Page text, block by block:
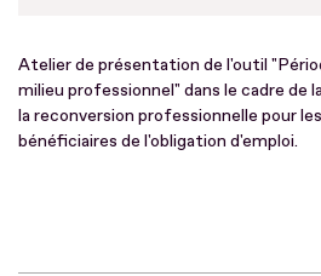
Atelier de présentation de l'outil
milieu professionnel" dans le cadre de
la reconversion professionnelle pour
bénéficiaires de l'obligation d'emploi.